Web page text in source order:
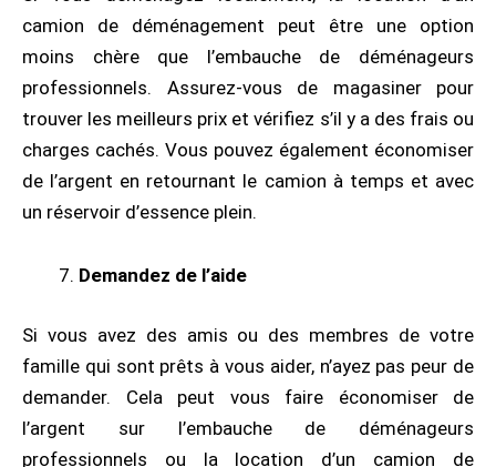
camion de déménagement peut être une option
moins chère que l’embauche de déménageurs
professionnels. Assurez-vous de magasiner pour
trouver les meilleurs prix et vérifiez s’il y a des frais ou
charges cachés. Vous pouvez également économiser
de l’argent en retournant le camion à temps et avec
un réservoir d’essence plein.
Demandez de l’aide
Si vous avez des amis ou des membres de votre
famille qui sont prêts à vous aider, n’ayez pas peur de
demander. Cela peut vous faire économiser de
l’argent sur l’embauche de déménageurs
professionnels ou la location d’un camion de